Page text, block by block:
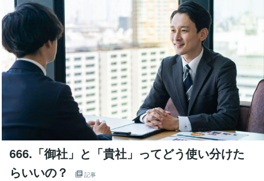
666.「御社」と「貴社」ってどう使い分けた
らいいの？
記事